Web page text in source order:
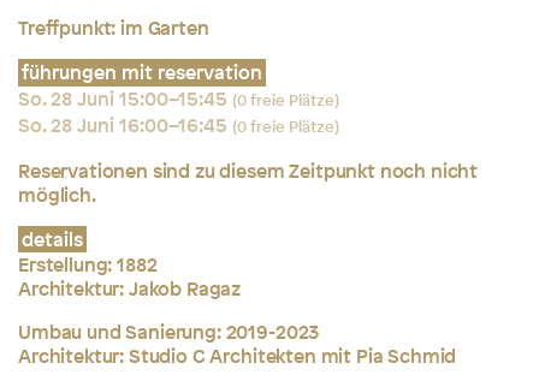
Treffpunkt: im Garten
führungen mit reservation
So. 28 Juni 15:00–15:45 (0 freie Plätze)
So. 28 Juni 16:00–16:45 (0 freie Plätze)
Reservationen sind zu diesem Zeitpunkt noch nicht
möglich.
details
Erstellung:1882
Architektur: Jakob Ragaz
Umbau und Sanierung: 2019-2023
Architektur: Studio C Architekten mit Pia Schmid